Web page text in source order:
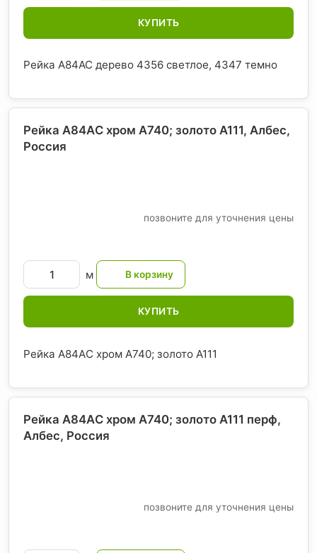
КУПИТЬ
Рейка A84AC дерево 4356 светлое, 4347 темно
Рейка A84AС хром А740; золото А111, Албес,
Россия
позвоните для уточнения цены
м
КУПИТЬ
Рейка A84AС хром А740; золото А111
Рейка A84AС хром А740; золото А111 перф,
Албес, Россия
позвоните для уточнения цены